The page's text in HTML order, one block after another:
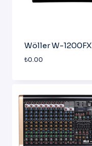
Wöller W-1200FX
₺0.00